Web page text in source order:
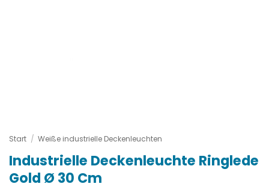
Start / Weiße industrielle Deckenleuchten
Industrielle Deckenleuchte Ringlede
Gold Ø 30 Cm